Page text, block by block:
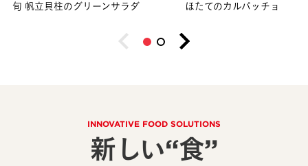
旬 帆立貝柱のグリーンサラダ ほたてのカルパッチョ
INNOVATIVE FOOD SOLUTIONS
新しい“食”